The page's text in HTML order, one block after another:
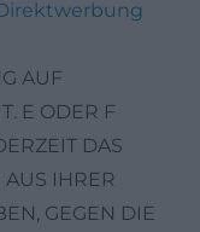
AUF
E ODER F
DAS
AUS IHRER
GEGEN DIE